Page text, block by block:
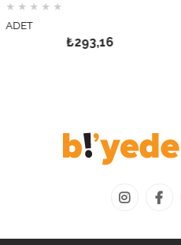
★ ★ ★ ★ ★
ADET
₺293,16